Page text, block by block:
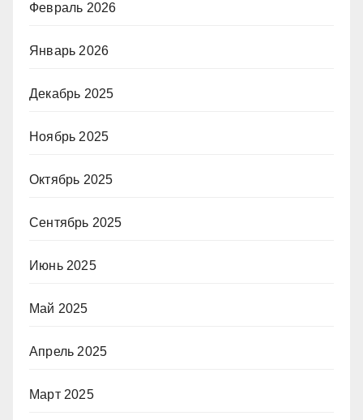
Февраль 2026
Январь 2026
Декабрь 2025
Ноябрь 2025
Октябрь 2025
Сентябрь 2025
Июнь 2025
Май 2025
Апрель 2025
Март 2025